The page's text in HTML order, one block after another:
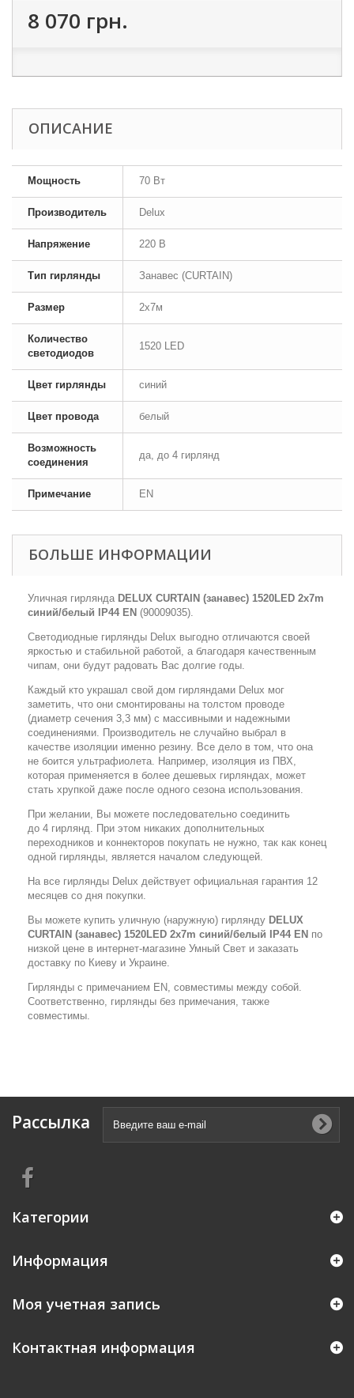
8 070 грн.
ОПИСАНИЕ
Мощность 70 Вт
Производитель Delux
Напряжение 220 В
Тип гирлянды Занавес (CURTAIN)
Размер 2х7м
Количество
светодиодов
1520 LED
Цвет гирлянды синий
Цвет провода белый
Возможность
соединения
да, до 4 гирлянд
Примечание EN
БОЛЬШЕ ИНФОРМАЦИИ
Уличная гирлянда DELUX CURTAIN (занавес) 1520LED 2x7m
синий/белый IP44 EN (90009035).
Светодиодные гирлянды Delux выгодно отличаются своей
яркостью и стабильной работой, а благодаря качественным
чипам, они будут радовать Вас долгие годы.
Каждый кто украшал свой дом гирляндами Delux мог
заметить, что они смонтированы на толстом проводе
(диаметр сечения 3,3 мм) с массивными и надежными
соединениями. Производитель не случайно выбрал в
качестве изоляции именно резину. Все дело в том, что она
не боится ультрафиолета. Например, изоляция из ПВХ,
которая применяется в более дешевых гирляндах, может
стать хрупкой даже после одного сезона использования.
При желании, Вы можете последовательно соединить
до 4 гирлянд. При этом никаких дополнительных
переходников и коннекторов покупать не нужно, так как конец
одной гирлянды, является началом следующей.
На все гирлянды Delux действует официальная гарантия 12
месяцев со дня покупки.
Вы можете купить уличную (наружную) гирлянду DELUX
CURTAIN (занавес) 1520LED 2x7m синий/белый IP44 EN по
низкой цене в интернет-магазине Умный Свет и заказать
доставку по Киеву и Украине.
Гирлянды с примечанием EN, совместимы между собой.
Соответственно, гирлянды без примечания, также
совместимы.
Рассылка
Категории
Информация
Моя учетная запись
Контактная информация